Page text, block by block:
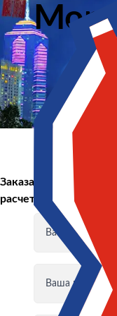
Экспорт из
Заключение
Заказать
расчет
Заполните
Ваше имя
Ваша почта